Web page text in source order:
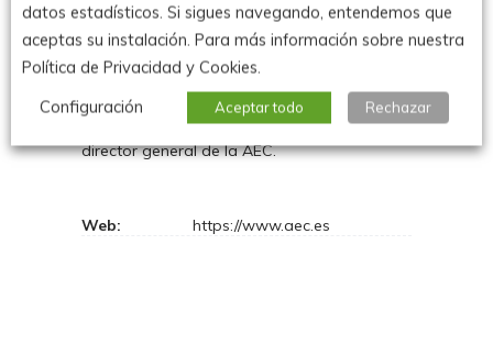
profesional de más de 30 años, Avelino Brito
ha vivido la realidad de la empresa, y
también conoce de cerca el universo de la
infraestructura de la calidad y las prácticas
de gestión. Desde septiembre de 2019 es el
director general de la AEC.
Web: https://www.aec.es
datos estadísticos. Si sigues navegando, entendemos que
aceptas su instalación. Para más información sobre nuestra
Política de Privacidad y Cookies.
Configuración
Aceptar todo Rechazar